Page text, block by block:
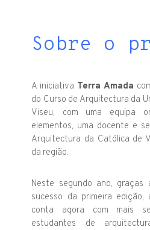
Sobre o
A iniciativa Terra Amada
do Curso de Arquitectura da
Viseu, com uma equipa
elementos, uma docente e
Arquitectura da Católica de
da região.
Neste segundo ano, graças
sucesso da primeira
conta agora com mais
estudantes de